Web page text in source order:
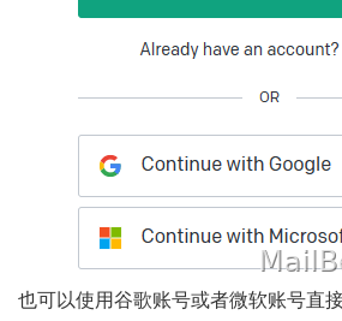
也可以使用谷歌账号或者微软账号直